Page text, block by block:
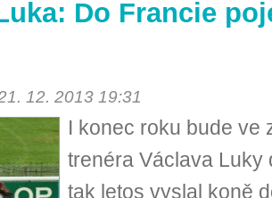
Do Francie
12. 2013 19:31
I konec roku bude ve
trenéra Václava Luky
tak letos vyslal koně